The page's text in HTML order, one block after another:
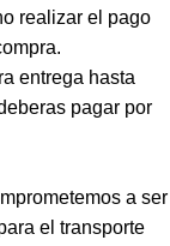
realizar el pago
entrega hasta
pagar por
a ser
el transporte